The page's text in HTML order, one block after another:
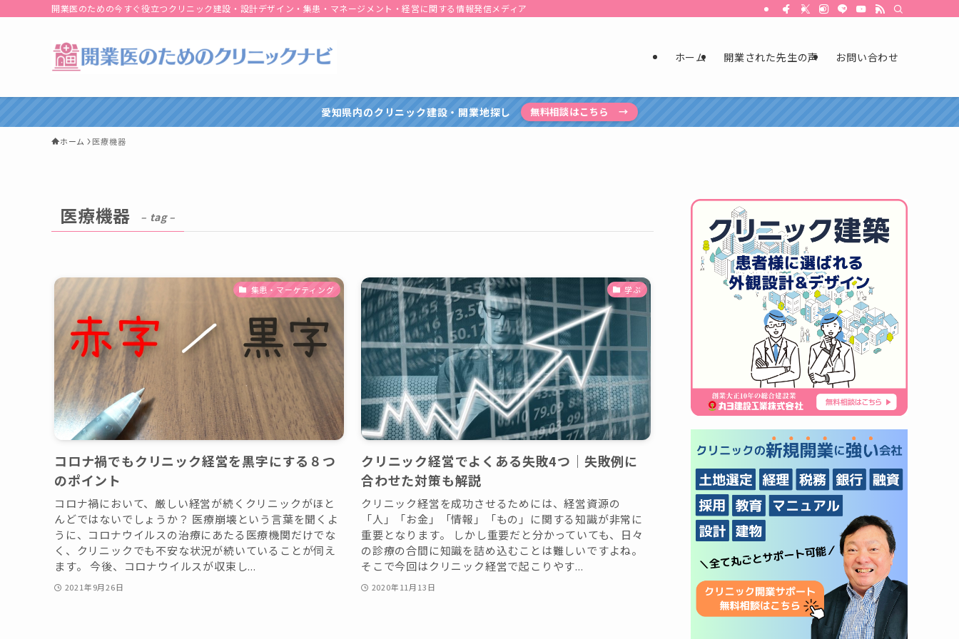
開業医のための今すぐ役立つクリニック建設・設計デザイン・集患・マネージメント・経営に関する情報発信メディア
ホーム 開業された先生の声 お問い合わせ
愛知県内のクリニック建設・開業地探し 無料相談はこちら →
ホーム 医療機器
医療機器 – tag –
集患・マーケティング
コロナ禍でもクリニック経営を黒字にする８つ
のポイント
コロナ禍において、厳しい経営が続くクリニックがほと
んどではないでしょうか？ 医療崩壊という言葉を聞くよ
うに、コロナウイルスの治療にあたる医療機関だけでな
く、クリニックでも不安な状況が続いていることが伺え
ます。 今後、コロナウイルスが収束し...
2021年9月26日
学ぶ
クリニック経営でよくある失敗4つ｜失敗例に
合わせた対策も解説
クリニック経営を成功させるためには、経営資源の
「人」「お金」「情報」「もの」に関する知識が非常に
重要となります。 しかし重要だと分かっていても、日々
の診療の合間に知識を詰め込むことは難しいですよね。
そこで今回はクリニック経営で起こりやす...
2020年11月13日